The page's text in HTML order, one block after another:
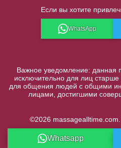
Если вы хотите
WhatsApp
Важное уведомление: данная
исключительно для лиц
для общения людей с общими
лицами, достигшими
©2026
Whatsapp